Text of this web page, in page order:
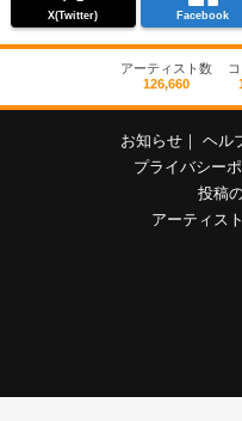
X(Twitter) Facebook
アーティスト数
126,660
お知らせ ｜ ヘル
プライバシー
投稿
アーティス